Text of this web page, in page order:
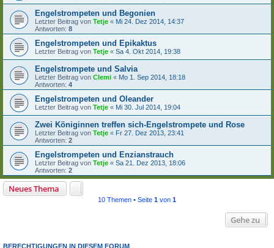
Engelstrompeten und Begonien
Letzter Beitrag von Tetje « Mi 24. Dez 2014, 14:37
Antworten: 8
Engelstrompeten und Epikaktus
Letzter Beitrag von Tetje « Sa 4. Okt 2014, 19:38
Engelstrompete und Salvia
Letzter Beitrag von Clemi « Mo 1. Sep 2014, 18:18
Antworten: 4
Engelstrompeten und Oleander
Letzter Beitrag von Tetje « Mi 30. Jul 2014, 19:04
Zwei Königinnen treffen sich-Engelstrompete und Rose
Letzter Beitrag von Tetje « Fr 27. Dez 2013, 23:41
Antworten: 2
Engelstrompeten und Enzianstrauch
Letzter Beitrag von Tetje « Sa 21. Dez 2013, 18:06
Antworten: 2
Neues Thema
10 Themen • Seite 1 von 1
Gehe zu
BERECHTIGUNGEN IN DIESEM FORUM